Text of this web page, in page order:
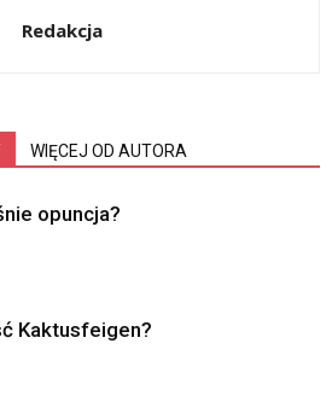
Redakcja
WIĘCEJ OD AUTORA
opuncja?
Kaktusfeigen?